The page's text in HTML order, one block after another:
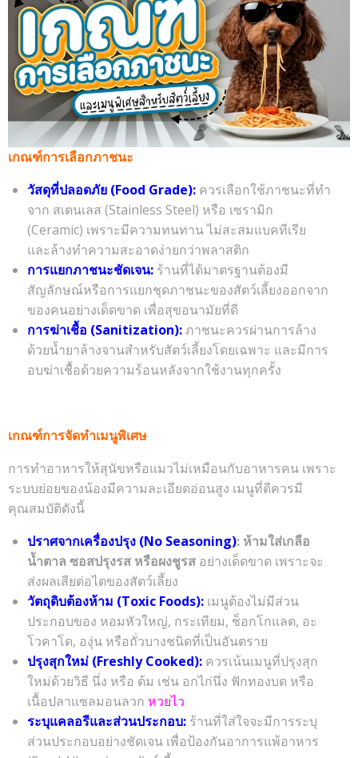
เกณฑ์การเลือกภาชนะ
วัสดุที่ปลอดภัย (Food Grade): ควรเลือกใช้ภาชนะที่ทำ
จาก สเตนเลส (Stainless Steel) หรือ เซรามิก
(Ceramic) เพราะมีความทนทาน ไม่สะสมแบคทีเรีย
และล้างทำความสะอาดง่ายกว่าพลาสติก
การแยกภาชนะชัดเจน: ร้านที่ได้มาตรฐานต้องมี
สัญลักษณ์หรือการแยกชุดภาชนะของสัตว์เลี้ยงออกจาก
ของคนอย่างเด็ดขาด เพื่อสุขอนามัยที่ดี
การฆ่าเชื้อ (Sanitization):ภาชนะควรผ่านการล้าง
ด้วยน้ำยาล้างจานสำหรับสัตว์เลี้ยงโดยเฉพาะ และมีการ
อบฆ่าเชื้อด้วยความร้อนหลังจากใช้งานทุกครั้ง
เกณฑ์การจัดทำเมนูพิเศษ
การทำอาหารให้สุนัขหรือแมวไม่เหมือนกับอาหารคน เพราะ
ระบบย่อยของน้องมีความละเอียดอ่อนสูง เมนูที่ดีควรมี
คุณสมบัติดังนี้
ปราศจากเครื่องปรุง (No Seasoning): ห้ามใส่เกลือ
น้ำตาล ซอสปรุงรส หรือผงชูรส อย่างเด็ดขาด เพราะจะ
ส่งผลเสียต่อไตของสัตว์เลี้ยง
วัตถุดิบต้องห้าม (Toxic Foods): เมนูต้องไม่มีส่วน
ประกอบของ หอมหัวใหญ่, กระเทียม, ช็อกโกแลต, อะ
โวคาโด, องุ่น หรือถั่วบางชนิดที่เป็นอันตราย
ปรุงสุกใหม่ (Freshly Cooked): ควรเน้นเมนูที่ปรุงสุก
ใหม่ด้วยวิธี นึ่ง หรือ ต้ม เช่น อกไก่นึ่ง ฟักทองบด หรือ
เนื้อปลาแซลมอนลวก หวยไว
ระบุแคลอรีและส่วนประกอบ: ร้านที่ใส่ใจจะมีการระบุ
ส่วนประกอบอย่างชัดเจน เพื่อป้องกันอาการแพ้อาหาร